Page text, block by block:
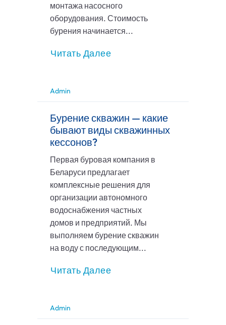
монтажа насосного
оборудования. Стоимость
бурения начинается...
Читать Далее
Admin
Бурение скважин — какие
бывают виды скважинных
кессонов?
Первая буровая компания в
Беларуси предлагает
комплексные решения для
организации автономного
водоснабжения частных
домов и предприятий. Мы
выполняем бурение скважин
на воду с последующим...
Читать Далее
Admin